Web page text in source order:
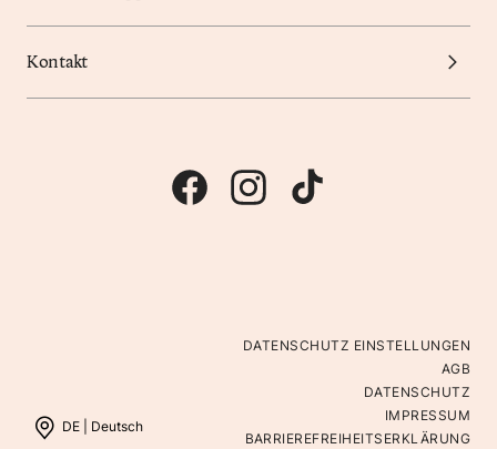
Kontakt
DE | Deutsch
DATENSCHUTZ EINSTELLUNGEN
AGB
DATENSCHUTZ
IMPRESSUM
BARRIEREFREIHEITSERKLÄRUNG